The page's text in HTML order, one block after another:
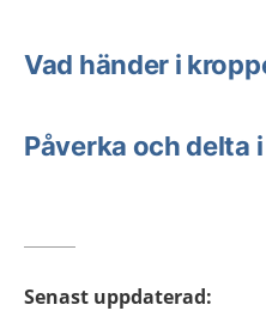
Vad händer i
Påverka och delta
Senast uppdaterad: